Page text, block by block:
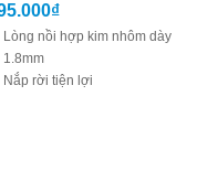
Lòng nồi hợp kim nhôm dày
1.8mm
Nắp rời tiện lợi